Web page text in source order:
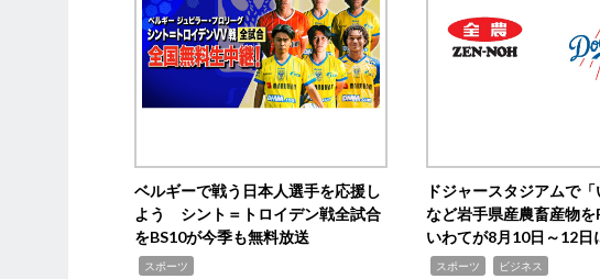
ベルギーで戦う日本人選手を応援し
よう シント＝トロイデン戦全試合
をBS10が今季も無料放送
スポーツ
ドジャースタジアムで「
など岩手県産農畜産物
いわてが8月10日～12日
スポーツ ビジネス